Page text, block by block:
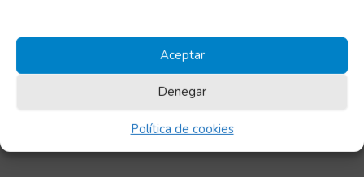
Aceptar
Denegar
Política de cookies
Fundación Banco de Alimentos de Zaragoza
Mercazaragoza. Carretera Cogullada 65,